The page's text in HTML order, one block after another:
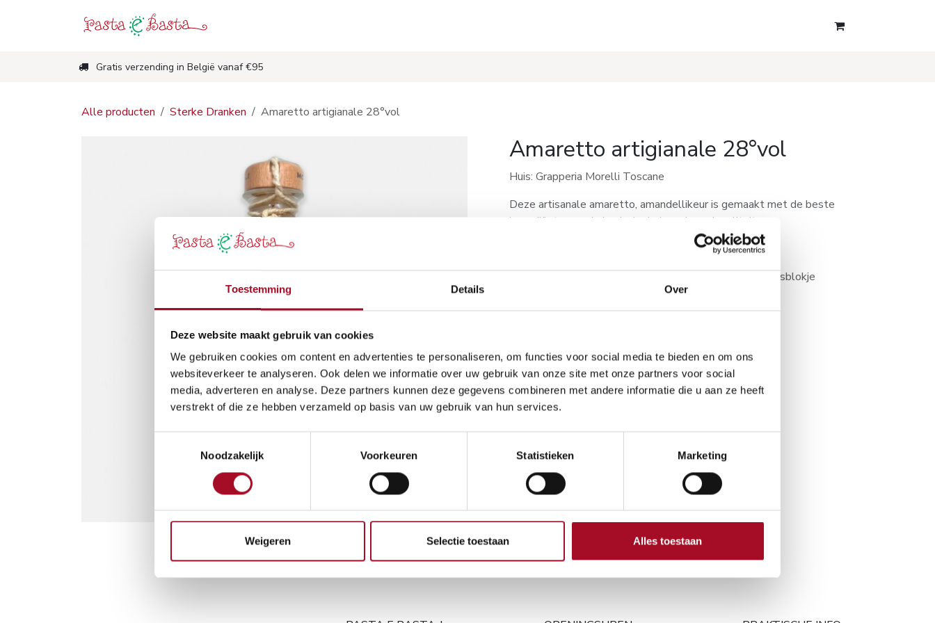
Toestemming Details Over
Deze website maakt gebruik van cookies
We gebruiken cookies om content en advertenties te personaliseren, om functies voor social media te bieden en om ons
websiteverkeer te analyseren. Ook delen we informatie over uw gebruik van onze site met onze partners voor social
media, adverteren en analyse. Deze partners kunnen deze gegevens combineren met andere informatie die u aan ze heeft
verstrekt of die ze hebben verzameld op basis van uw gebruik van hun services.
Noodzakelijk
Voorkeuren Statistieken Marketing
Weigeren Selectie toestaan Alles toestaan
Gratis verzending in België vanaf €95
Alle producten Sterke Dranken Amaretto artigianale 28°vol
Amaretto artigianale 28°vol
Huis: Grapperia Morelli Toscane
Deze artisanale amaretto, amandellikeur is gemaakt met de beste
ingrediënten en de basisalcohol van hoge kwaliteit.
Wordt uiteraard ook gedronken als digestief, met een ijsblokje
Aan winkelmandje toevoegen
Geld-terug-garantie van 30 dagen
Verzending: 2-3 werkdagen